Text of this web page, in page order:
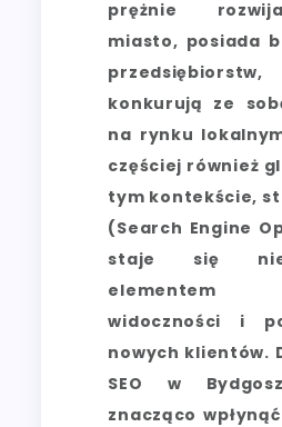
prężnie
miasto, posiada
konkurują ze
na rynku
częściej również
tym kontekście,
(Search Engine
staje się
elementem
widoczności i
nowych klientów.
SEO w
znacząco